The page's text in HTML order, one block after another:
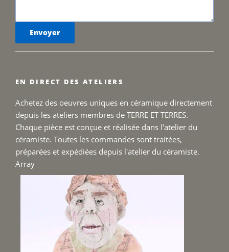
EN DIRECT DES ATELIERS
Achetez des oeuvres uniques en céramique directement
depuis les ateliers membres de TERRE ET TERRES.
Chaque pièce est conçue et réalisée dans l'atelier du
céramiste. Toutes les commandes sont traitées,
préparées et expédiées depuis l'atelier du céramiste.
Array